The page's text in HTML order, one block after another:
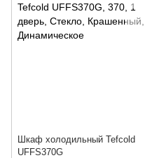
Шкаф холодильный Tefcold
UFFS370G